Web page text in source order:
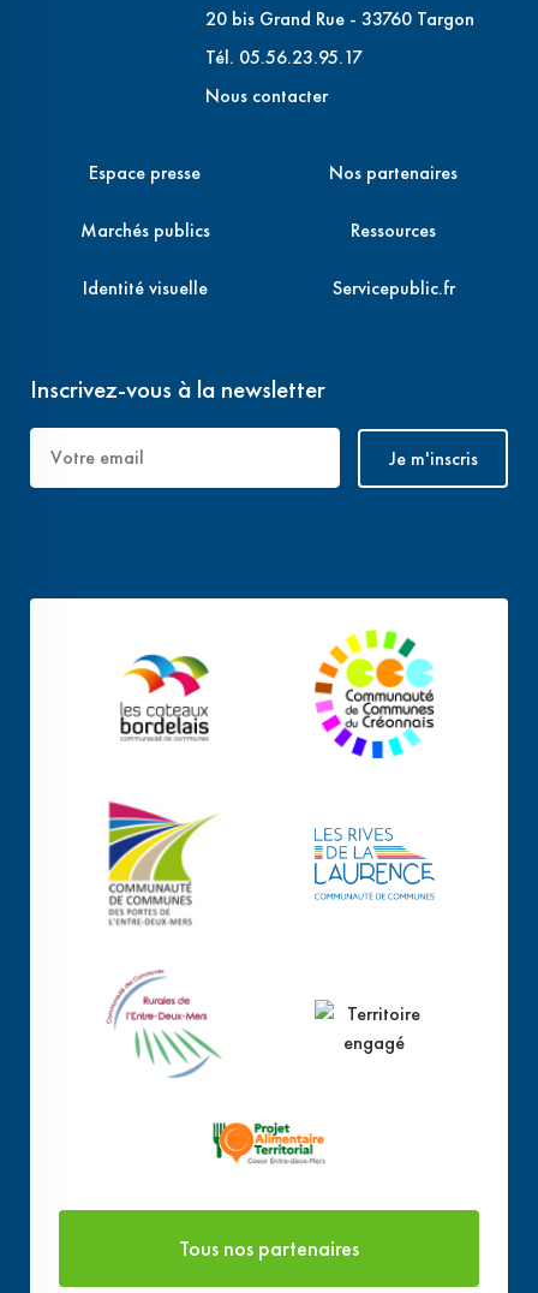
20 bis Grand Rue - 33760 Targon
Tél. 05.56.23.95.17
Nous contacter
Espace presse
Marchés publics
Identité visuelle
Nos partenaires
Ressources
Servicepublic.fr
Inscrivez-vous à la newsletter
Tous nos partenaires